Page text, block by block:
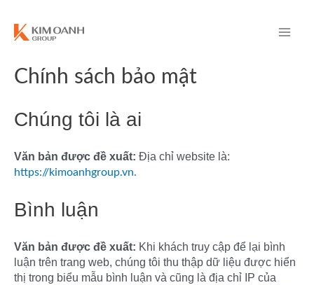
Chính sách bảo mật
Chúng tôi là ai
Văn bản được đề xuất: Địa chỉ website là:
https://kimoanhgroup.vn.
Bình luận
Văn bản được đề xuất: Khi khách truy cập để lại bình
luận trên trang web, chúng tôi thu thập dữ liệu được hiển
thị trong biểu mẫu bình luận và cũng là địa chỉ IP của